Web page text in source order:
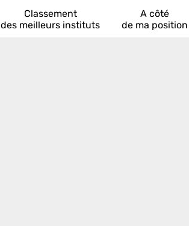
Classement
des meilleurs instituts
A côté
de ma position